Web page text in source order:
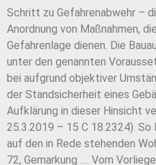
Schritt zu Gefahrenabwehr –
Anordnung von Maßnahmen,
Gefahrenlage dienen. Die
unter den genannten
bei aufgrund objektiver
der Standsicherheit eines
Aufklärung in dieser Hinsicht
25.3.2019 – 15 C 18.2324). So
auf den in Rede stehenden
72, Gemarkung …. Vom